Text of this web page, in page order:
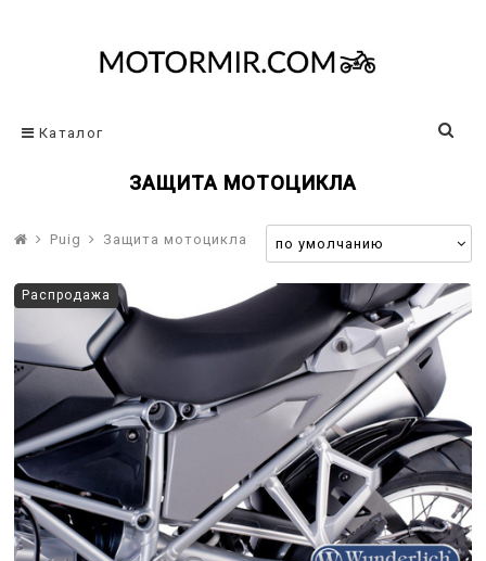
Каталог
ЗАЩИТА МОТОЦИКЛА
Puig Защита мотоцикла
Распродажа